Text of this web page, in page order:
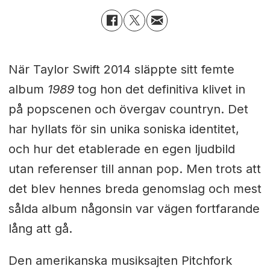
När Taylor Swift 2014 släppte sitt femte
album 1989 tog hon det definitiva klivet in
på popscenen och övergav countryn. Det
har hyllats för sin unika soniska identitet,
och hur det etablerade en egen ljudbild
utan referenser till annan pop. Men trots att
det blev hennes breda genomslag och mest
sålda album någonsin var vägen fortfarande
lång att gå.
Den amerikanska musiksajten Pitchfork